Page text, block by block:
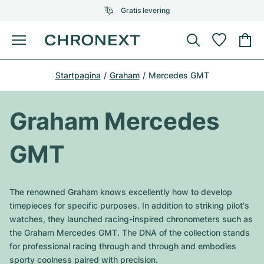
Gratis levering
Menu
Horloge kopen
GESELECTEERDE MERKEN
Top modellen
Omega
Alle Omega modellen
Top modellen
Patek Philippe
Alle Patek Philippe modellen
Top modellen
Alle Audemars Piguet modellen
Cartier
Breitling
Horloges tweedehands
Horloge verkopen
GESELECTEERDE MERKEN
Tiffany
Louis Vuitton
Van Cleef & Arpels
Bvlgari
Nieuwe modellen
Sale
Startpagina Graham Mercedes GMT
Graham Mercedes
GMT
The renowned Graham knows excellently how to develop
timepieces for specific purposes. In addition to striking pilot's
watches, they launched racing-inspired chronometers such as
the Graham Mercedes GMT. The DNA of the collection stands
for professional racing through and through and embodies
sporty coolness paired with precision.